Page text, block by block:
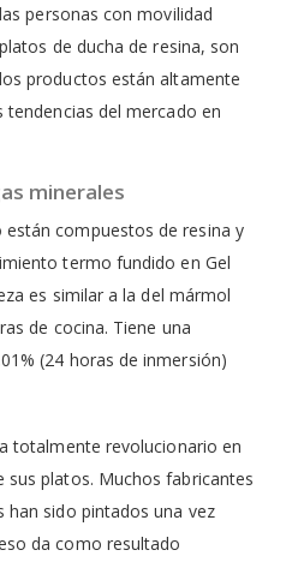
personas con movilidad
de ducha de resina, son
productos están altamente
del mercado en
minerales
compuestos de resina y
termo fundido en Gel
es similar a la del mármol
de cocina. Tiene una
(24 horas de inmersión)
totalmente revolucionario en
platos. Muchos fabricantes
sido pintados una vez
da como resultado